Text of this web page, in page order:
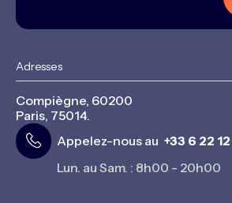
Adresses
Compiègne, 60200
Paris, 75014.
Appelez-nous au +33 6 22
Lun. au Sam. : 8h00 - 20h00